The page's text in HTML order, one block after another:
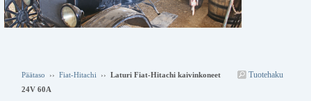
Tuotehaku
Päätaso ›› Fiat-Hitachi ›› Laturi Fiat-Hitachi kaivinkoneet
24V 60A